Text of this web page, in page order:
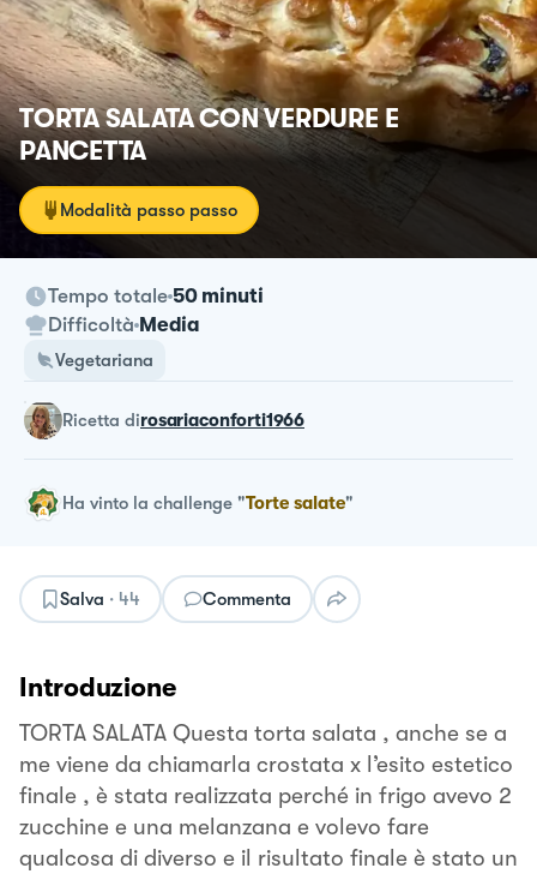
TORTA SALATA CON VERDURE E
PANCETTA
Modalità passo passo
Tempo totale 50 minuti
Difficoltà Media
Vegetariana
ricetta dirosariaconforti1966
Ha vinto la challenge "Torte salate"
Salva · 44 Commenta
Introduzione
TORTA SALATA Questa torta salata , anche se a
me viene da chiamarla crostata x l’esito estetico
finale , è stata realizzata perché in frigo avevo 2
zucchine e una melanzana e volevo fare
qualcosa di diverso e il risultato finale è stato un